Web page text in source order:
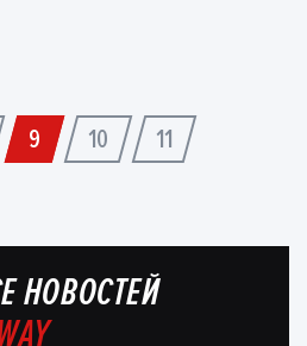
9 10 11
НОВОСТЕЙ